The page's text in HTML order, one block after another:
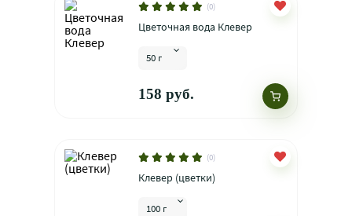
(0)
Цветочная вода Клевер
50 г
158 руб.
(0)
Клевер (цветки)
100 г